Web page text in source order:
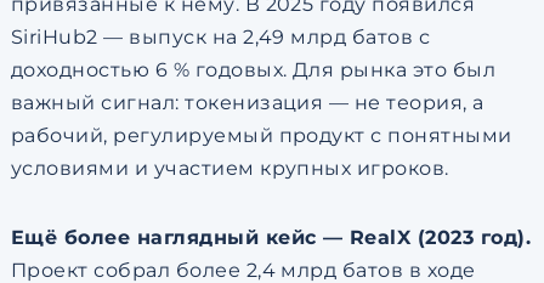
SiriHub2 — выпуск на 2,49 млрд батов с
доходностью 6 % годовых. Для рынка это был
важный сигнал: токенизация — не теория, а
рабочий, регулируемый продукт с понятными
условиями и участием крупных игроков.
Ещё более наглядный кейс — RealX (2023 год).
Проект собрал более 2,4 млрд батов в ходе